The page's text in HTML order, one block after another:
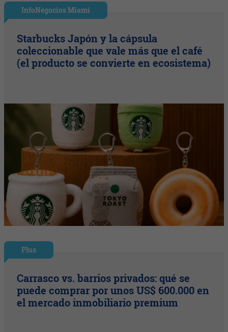
InfoNegocios Miami
Starbucks Japón y la cápsula
coleccionable que vale más que el café
(el producto se convierte en ecosistema)
Plus
Carrasco vs. barrios privados: qué se
puede comprar por unos US$ 600.000 en
el mercado inmobiliario premium